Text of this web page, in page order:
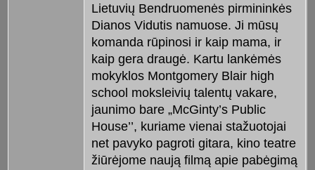
Lietuvių Bendruomenės pirmininkės
Dianos Vidutis namuose. Ji mūsų
komanda rūpinosi ir kaip mama, ir
kaip gera draugė. Kartu lankėmės
mokyklos Montgomery Blair high
school moksleivių talentų vakare,
jaunimo bare „McGinty’s Public
House’’, kuriame vienai stažuotojai
net pavyko pagroti gitara, kino teatre
žiūrėjome naują filmą apie pabėgimą